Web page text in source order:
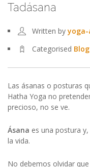
Tadásana
Written by
Categorised Blog
Las ásanas o posturas
Hatha Yoga no
precioso, no se ve.
Ásana es una postura
la vida.
No debemos olvidar